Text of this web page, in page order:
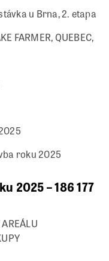
u Brna, 2. etapa
FARMER, QUEBEC,
roku 2025
2025 – 186 177